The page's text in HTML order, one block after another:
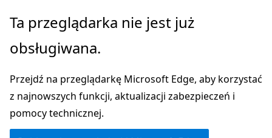
Przejdź
głównej
Ta przeglądarka nie jest już
obsługiwana.
Przejdź na przeglądarkę Microsoft Edge, aby korzystać
z najnowszych funkcji, aktualizacji zabezpieczeń i
pomocy technicznej.